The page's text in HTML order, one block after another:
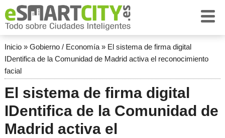
Inicio» Gobierno / Economía» El sistema de firma digital
IDentifica de la Comunidad de Madrid activa el reconocimiento
facial
El sistema de firma digital
IDentifica de la Comunidad de
Madrid activa el